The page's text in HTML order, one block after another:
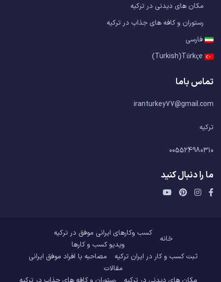
مکان های دیدنی در ترکیه
رستوران و کافه های جذاب در ترکیه
فارسی
Türkçe
(
Turkish
)
تماس باما
iranturkey77@gmail.com
ترکیه
005524980310
ما را دنبال کنید
خانه
کسب وکارهای ایرانی موفق در ترکیه
ویدیو کسب و کارها
ثبت کسب و کار در ایران ترکیه
مصاحبه با افراد موفق ایرانی
مقالات